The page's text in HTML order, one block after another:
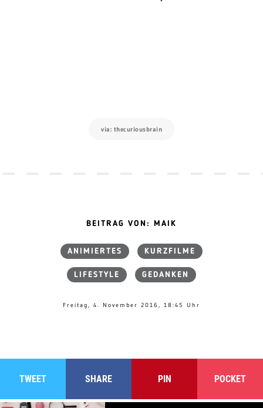
via: thecuriousbrain
BEITRAG VON: MAIK
ANIMIERTES KURZFILME
LIFESTYLE GEDANKEN
Freitag, 4. November 2016, 18:45 Uhr
TWEET SHARE PIN POCKET